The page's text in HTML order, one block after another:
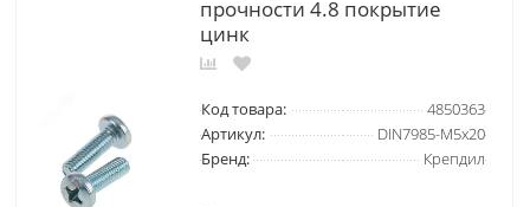
прочности 4.8 покрытие
цинк
Код товара:
4850363
Артикул:
DIN7985-М5х20
Бренд:
Крепдил